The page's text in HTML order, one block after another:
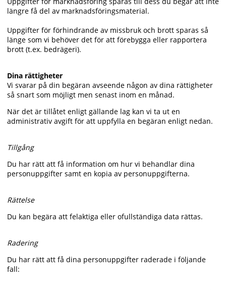
längre få del av marknadsföringsmaterial.
Uppgifter för förhindrande av missbruk och brott sparas så
länge som vi behöver det för att förebygga eller rapportera
brott (t.ex. bedrägeri).
Dina rättigheter
Vi svarar på din begäran avseende någon av dina rättigheter
så snart som möjligt men senast inom en månad.
När det är tillåtet enligt gällande lag kan vi ta ut en
administrativ avgift för att uppfylla en begäran enligt nedan.
Tillgång
Du har rätt att få information om hur vi behandlar dina
personuppgifter samt en kopia av personuppgifterna.
Rättelse
Du kan begära att felaktiga eller ofullständiga data rättas.
Radering
Du har rätt att få dina personuppgifter raderade i följande
fall: